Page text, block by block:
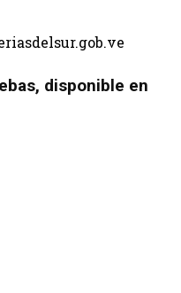
disponible en